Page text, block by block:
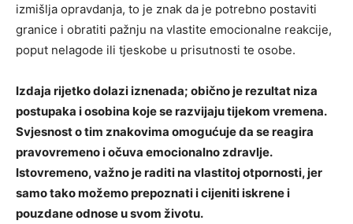
izmišlja opravdanja, to je znak da je potrebno postaviti
granice i obratiti pažnju na vlastite emocionalne reakcije,
poput nelagode ili tjeskobe u prisutnosti te osobe.
Izdaja rijetko dolazi iznenada; obično je rezultat niza
postupaka i osobina koje se razvijaju tijekom vremena.
Svjesnost o tim znakovima omogućuje da se reagira
pravovremeno i očuva emocionalno zdravlje.
Istovremeno, važno je raditi na vlastitoj otpornosti, jer
samo tako možemo prepoznati i cijeniti iskrene i
pouzdane odnose u svom životu.